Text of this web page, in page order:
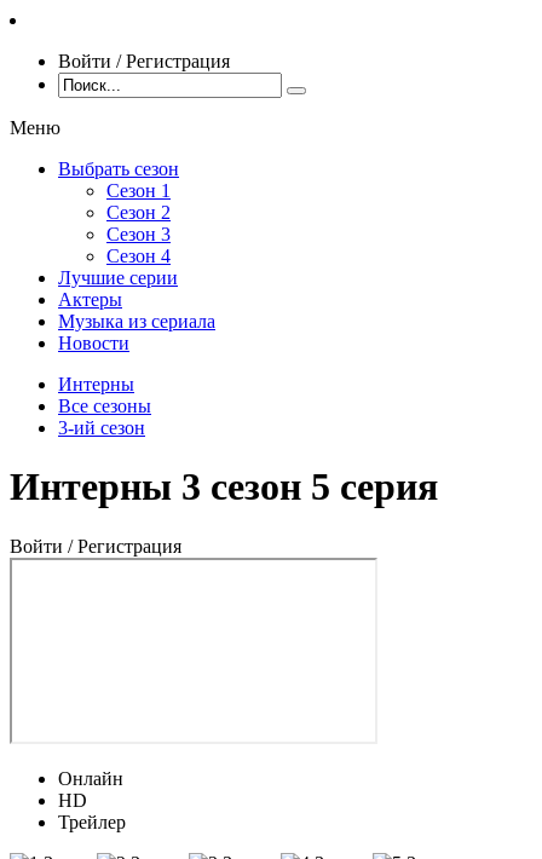
Войти / Регистрация
Меню
Выбрать сезон
Сезон 1
Сезон 2
Сезон 3
Сезон 4
Лучшие серии
Актеры
Музыка из сериала
Новости
Интерны
Все сезоны
3-ий сезон
Интерны 3 сезон 5 серия
Войти / Регистрация
Онлайн
HD
Трейлер